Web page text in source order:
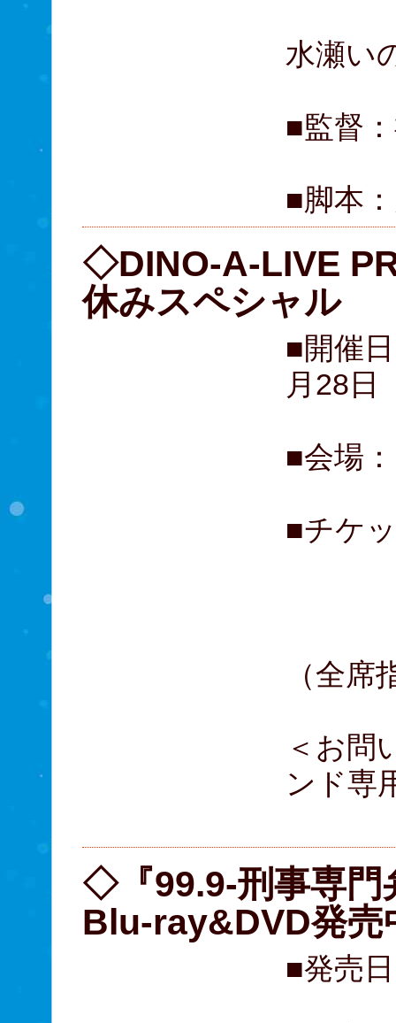
水瀬い
■監督
■脚本
◇DINO-A-LIVE
休みスペシャル
■開催
月28日
■会場
■チケ
（全席
＜お問
ンド専
◇『99.9-刑事専門
Blu-ray&DVD発売
■発売